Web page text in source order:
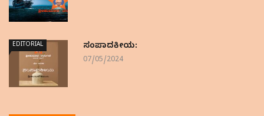
EDITORIAL ಸಂಪಾದಕೀಯ:
07/05/2024